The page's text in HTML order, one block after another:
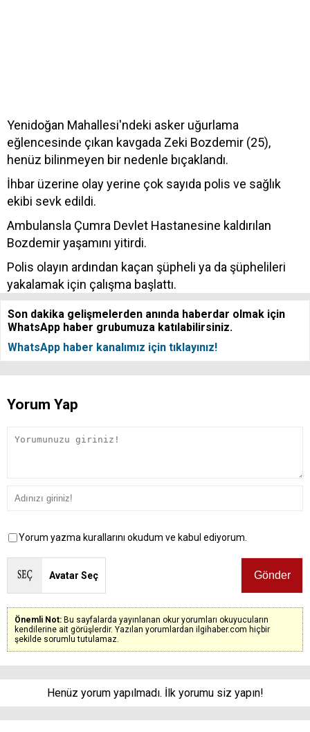
Yenidoğan Mahallesi'ndeki asker uğurlama
eğlencesinde çıkan kavgada Zeki Bozdemir (25),
henüz bilinmeyen bir nedenle bıçaklandı.
İhbar üzerine olay yerine çok sayıda polis ve sağlık
ekibi sevk edildi.
Ambulansla Çumra Devlet Hastanesine kaldırılan
Bozdemir yaşamını yitirdi.
Polis olayın ardından kaçan şüpheli ya da şüphelileri
yakalamak için çalışma başlattı.
Son dakika gelişmelerden anında haberdar olmak için
WhatsApp haber grubumuza katılabilirsiniz.
WhatsApp haber kanalımız için tıklayınız!
Yorum Yap
Yorum yazma kurallarını okudum ve kabul ediyorum.
Avatar Seç
Önemli Not: Bu sayfalarda yayınlanan okur yorumları okuyucuların
kendilerine ait görüşlerdir. Yazılan yorumlardan ilgihaber.com hiçbir
şekilde sorumlu tutulamaz.
Henüz yorum yapılmadı. İlk yorumu siz yapın!